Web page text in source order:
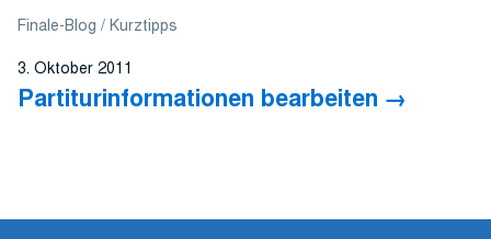
Finale-Blog
Kurztipps
3. Oktober 2011
Partiturinformationen bearbeiten